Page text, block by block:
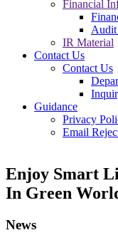
Financial
Audit
IR Material
Contact Us
Contact Us
Guidance
Privacy
Email
Enjoy Smart
In Green
News